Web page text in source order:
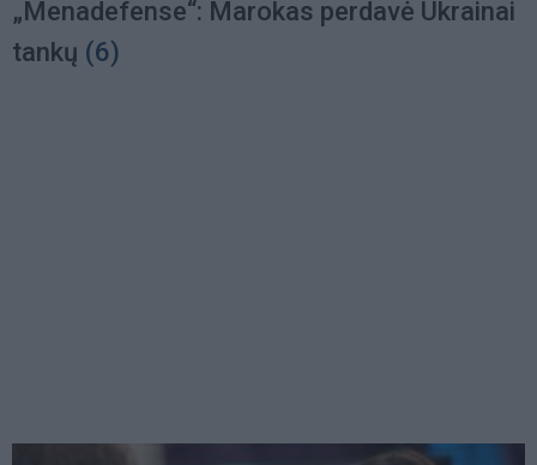
„Menadefense“: Marokas perdavė Ukrainai
tankų (6)